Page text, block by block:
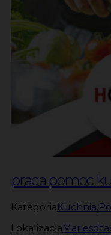
praca pomoc
KategoriaKuchnia,
Lokalizacja